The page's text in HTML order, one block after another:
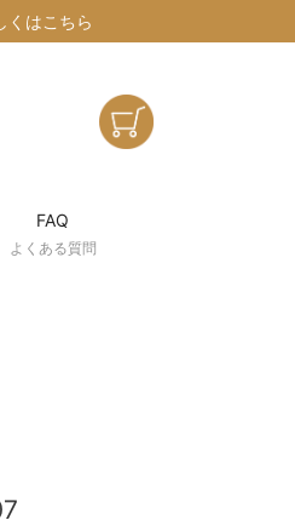
くはこちら
FAQ
よくある質問